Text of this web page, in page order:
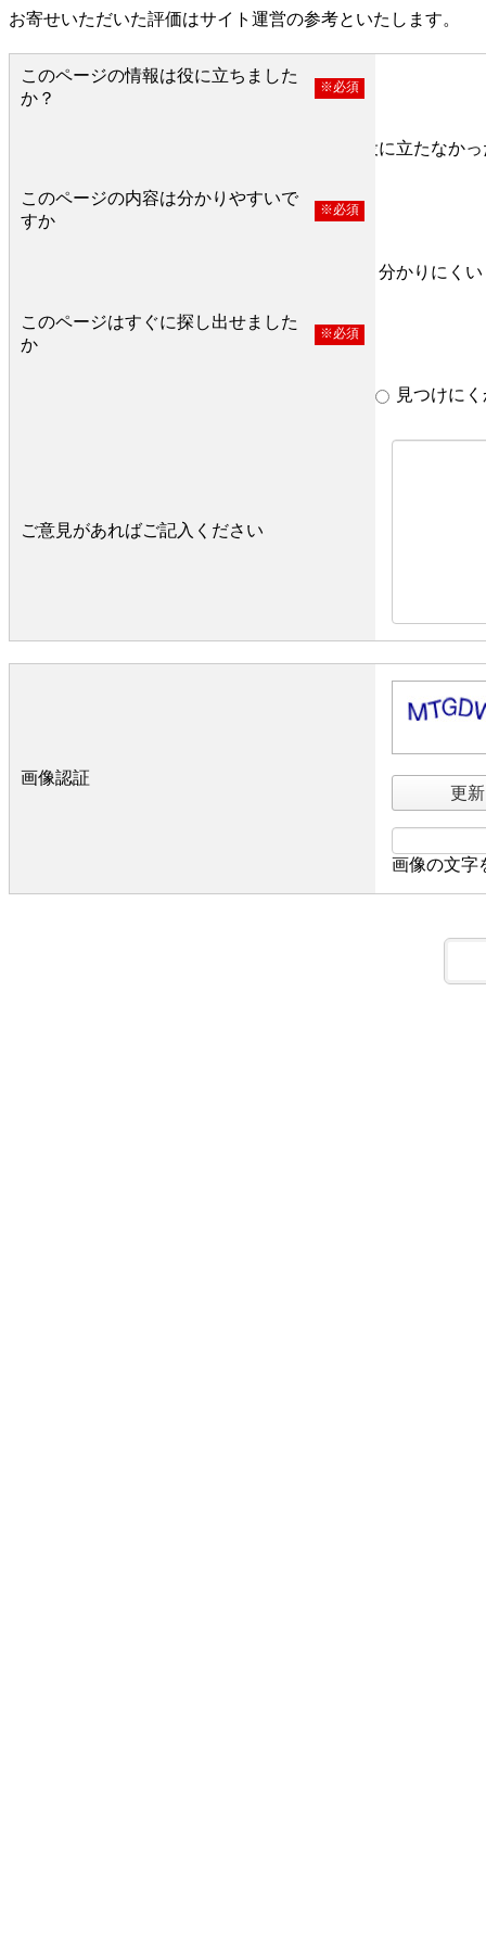
お寄せいただいた評価はサイト運営の参考といたします。
このページの情報は役に立ちました
か？
※必須
役に立たなか
このページの内容は分かりやすいで
すか
※必須
分かりにくい
このページはすぐに探し出せました
か
※必須
見つけに
ご意見があればご記入ください
画像認証
更新
画像の文字